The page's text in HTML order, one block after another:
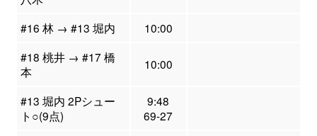
#16 林 → #13 堀内
10:00
#18 桃井 → #17 橋
本
10:00
#13 堀内 2Pシュー
ト○(9点)
9:48
69-27